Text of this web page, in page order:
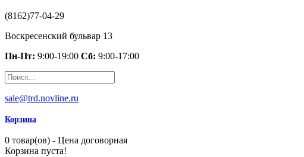
(8162)77-04-29
Воскресенский бульвар 13
Пн-Пт: 9:00-19:00 Сб: 9:00-17:00
sale@trd.novline.ru
Корзина
0 товар(ов) - Цена договорная
Корзина пуста!